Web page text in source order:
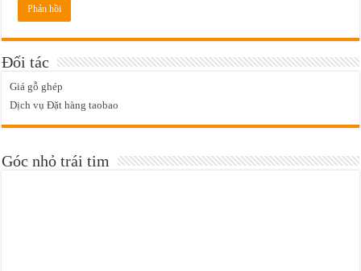
Đối tác
Giá gỗ ghép
Dịch vụ Đặt hàng taobao
Góc nhỏ trái tim